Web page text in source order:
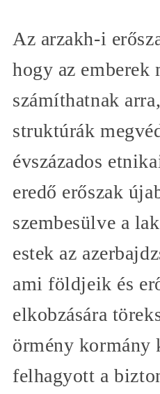
Az arzakh-i
hogy az emberek
számíthatnak
struktúrák
évszázados
eredő erőszak
szembesülve a
estek az
ami földjeik és
elkobzására
örmény kormány
felhagyott a